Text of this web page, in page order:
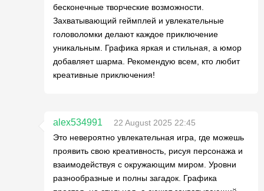
бесконечные творческие возможности.
Захватывающий геймплей и увлекательные
головоломки делают каждое приключение
уникальным. Графика яркая и стильная, а юмор
добавляет шарма. Рекомендую всем, кто любит
креативные приключения!
alex534991
22 August 2025 22:45
Это невероятно увлекательная игра, где можешь
проявить свою креативность, рисуя персонажа и
взаимодействуя с окружающим миром. Уровни
разнообразные и полны загадок. Графика